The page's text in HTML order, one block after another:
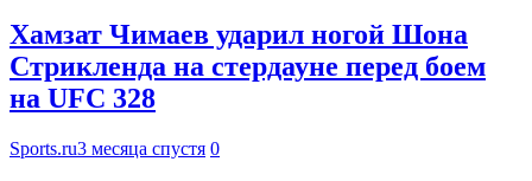
Хамзат Чимаев ударил ногой Шона
Стрикленда на стердауне перед боем
на UFC 328
Sports.ru3 месяца спустя 0